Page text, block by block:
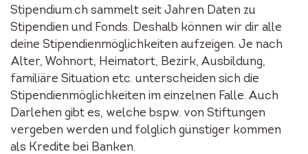
Stipendium.ch sammelt seit Jahren Daten zu
Stipendien und Fonds. Deshalb können wir dir alle
deine Stipendienmöglichkeiten aufzeigen. Je nach
Alter, Wohnort, Heimatort, Bezirk, Ausbildung,
familiäre Situation etc. unterscheiden sich die
Stipendienmöglichkeiten im einzelnen Falle. Auch
Darlehen gibt es, welche bspw. von Stiftungen
vergeben werden und folglich günstiger kommen
als Kredite bei Banken.